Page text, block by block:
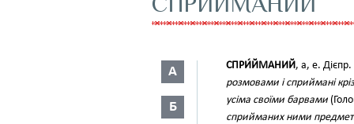
А
Б
СПРИ́ЙМАНИЙ, а, е.
розмовами і сприймані
усіма своїми барвами
сприйманих ними